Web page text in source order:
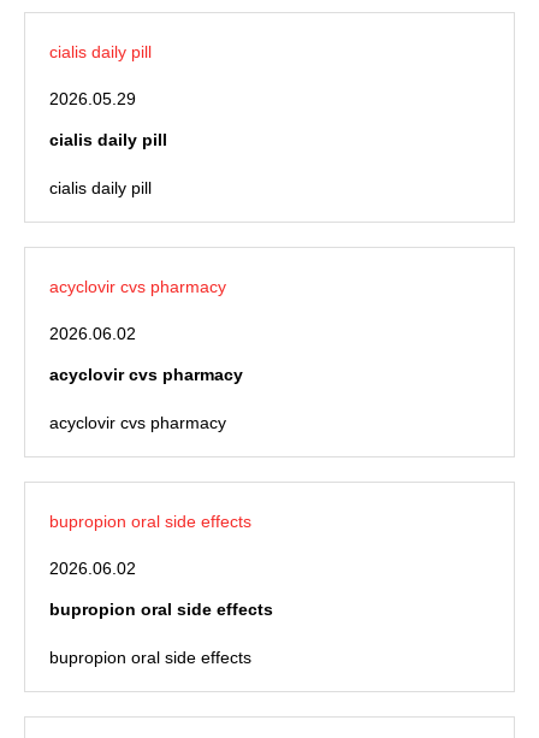
cialis daily pill
2026.05.29
cialis daily pill
cialis daily pill
acyclovir cvs pharmacy
2026.06.02
acyclovir cvs pharmacy
acyclovir cvs pharmacy
bupropion oral side effects
2026.06.02
bupropion oral side effects
bupropion oral side effects